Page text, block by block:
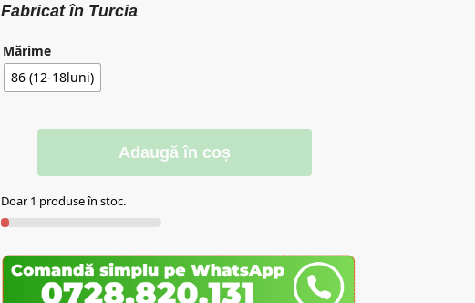
Fabricat în Turcia
Mărime
86 (12-18luni)
Adaugă în coș
Doar 1 produse în stoc.